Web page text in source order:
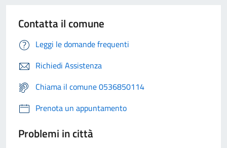
Contatta il comune
Leggi le domande frequenti
Richiedi Assistenza
Chiama il comune 0536850114
Prenota un appuntamento
Problemi in città